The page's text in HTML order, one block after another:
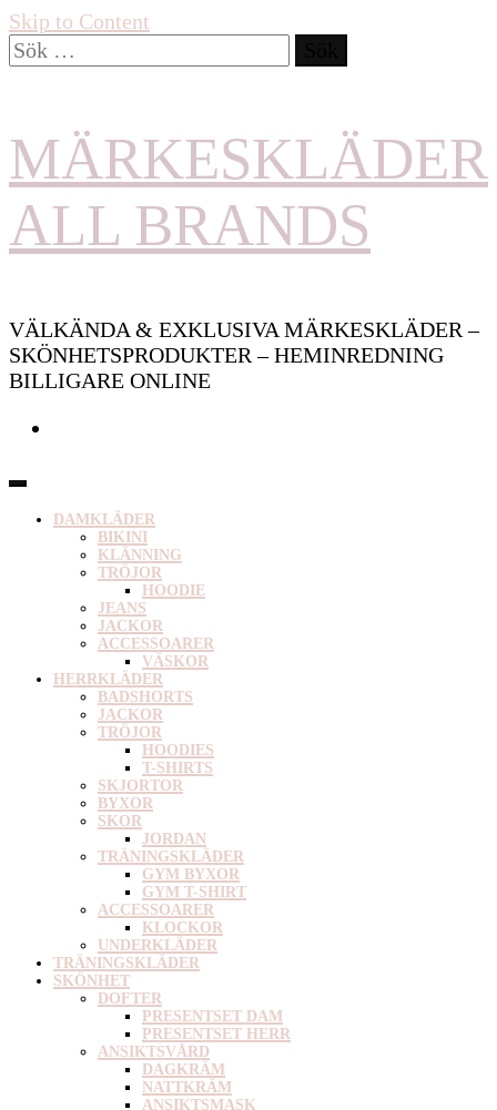
Skip to Content
Sök
efter:
MÄRKESKLÄDER
ALL BRANDS
VÄLKÄNDA & EXKLUSIVA MÄRKESKLÄDER –
SKÖNHETSPRODUKTER – HEMINREDNING
BILLIGARE ONLINE
DAMKLÄDER
BIKINI
KLÄNNING
TRÖJOR
HOODIE
JEANS
JACKOR
ACCESSOARER
VÄSKOR
HERRKLÄDER
BADSHORTS
JACKOR
TRÖJOR
HOODIES
T-SHIRTS
SKJORTOR
BYXOR
SKOR
JORDAN
TRÄNINGSKLÄDER
GYM BYXOR
GYM T-SHIRT
ACCESSOARER
KLOCKOR
UNDERKLÄDER
TRÄNINGSKLÄDER
SKÖNHET
DOFTER
PRESENTSET DAM
PRESENTSET HERR
ANSIKTSVÅRD
DAGKRÄM
NATTKRÄM
ANSIKTSMASK